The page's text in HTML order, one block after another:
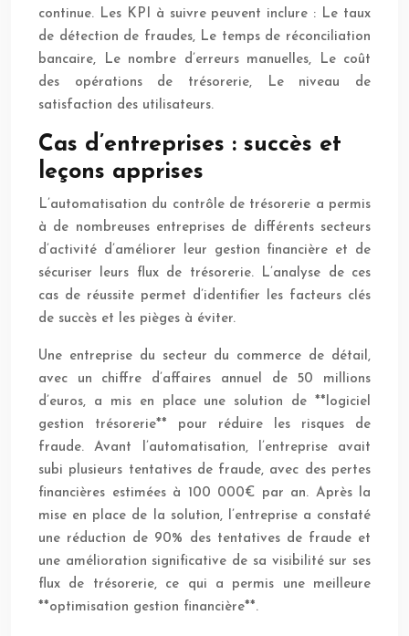
continue. Les KPI à suivre peuvent inclure : Le taux
de détection de fraudes, Le temps de réconciliation
bancaire, Le nombre d’erreurs manuelles, Le coût
des opérations de trésorerie, Le niveau de
satisfaction des utilisateurs.
Cas d’entreprises : succès et
leçons apprises
L’automatisation du contrôle de trésorerie a permis
à de nombreuses entreprises de différents secteurs
d’activité d’améliorer leur gestion financière et de
sécuriser leurs flux de trésorerie. L’analyse de ces
cas de réussite permet d’identifier les facteurs clés
de succès et les pièges à éviter.
Une entreprise du secteur du commerce de détail,
avec un chiffre d’affaires annuel de 50 millions
d’euros, a mis en place une solution de **logiciel
gestion trésorerie** pour réduire les risques de
fraude. Avant l’automatisation, l’entreprise avait
subi plusieurs tentatives de fraude, avec des pertes
financières estimées à 100 000€ par an. Après la
mise en place de la solution, l’entreprise a constaté
une réduction de 90% des tentatives de fraude et
une amélioration significative de sa visibilité sur ses
flux de trésorerie, ce qui a permis une meilleure
**optimisation gestion financière**.